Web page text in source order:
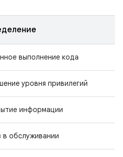
выполнение кода
уровня привилегий
информации
в обслуживании